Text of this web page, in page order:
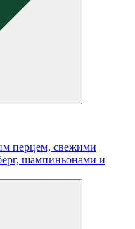
перцем, свежими
шампиньонами и